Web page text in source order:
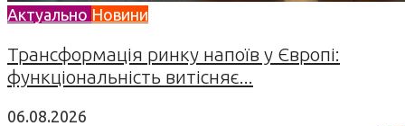
Актуально Новини
Трансформація ринку напоїв у Європі:
функціональність витісняє...
06.08.2026